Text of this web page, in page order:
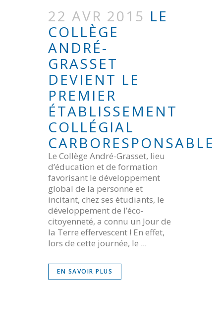
22 AVR 2015 LE
COLLÈGE
ANDRÉ-
GRASSET
DEVIENT LE
PREMIER
ÉTABLISSEMENT
COLLÉGIAL
CARBORESPONSABLE
Le Collège André-Grasset, lieu
d’éducation et de formation
favorisant le développement
global de la personne et
incitant, chez ses étudiants, le
développement de l’éco-
citoyenneté, a connu un Jour de
la Terre effervescent ! En effet,
lors de cette journée, le ...
EN SAVOIR PLUS